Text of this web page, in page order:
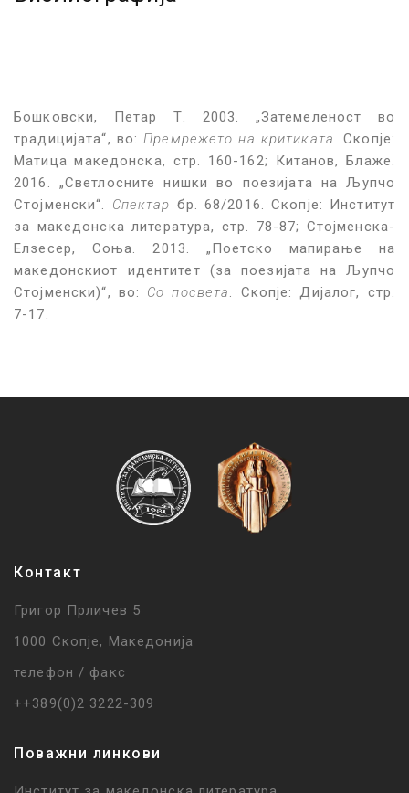
Бошковски, Петар Т. 2003. „Затемеленост во
традицијата“, во: Премрежето на критиката.
Скопје:
Матица македонска, стр. 160-162; Китанов, Блаже.
2016. „Светлосните нишки во поезијата на Љупчо
Стојменски“. Спектар бр. 68/2016. Скопје: Институт
за македонска литература, стр. 78-87; Стојменска-
Елзесер, Соња. 2013. „Поетско мапирање на
македонскиот идентитет (за поезијата на Љупчо
Стојменски)“, во: Со посвета
. Скопје: Дијалог, стр.
7-17.
Контакт
Григор Прличев 5
1000 Скопје, Македонија
телефон / факс
++389(0)2 3222-309
Поважни линкови